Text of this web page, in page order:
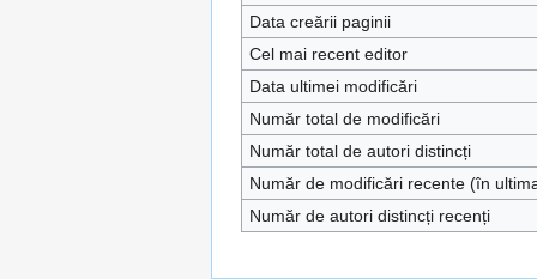
Data creării paginii
Cel mai recent editor
Data ultimei modificări
Număr total de modificări
Număr total de autori distincți
Număr de modificări recente (în
Număr de autori distincți recenți